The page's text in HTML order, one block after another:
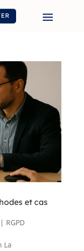
et cas
RGPD
La